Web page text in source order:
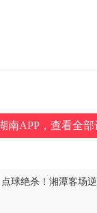
南APP，查看全部
球绝杀！湘潭客场